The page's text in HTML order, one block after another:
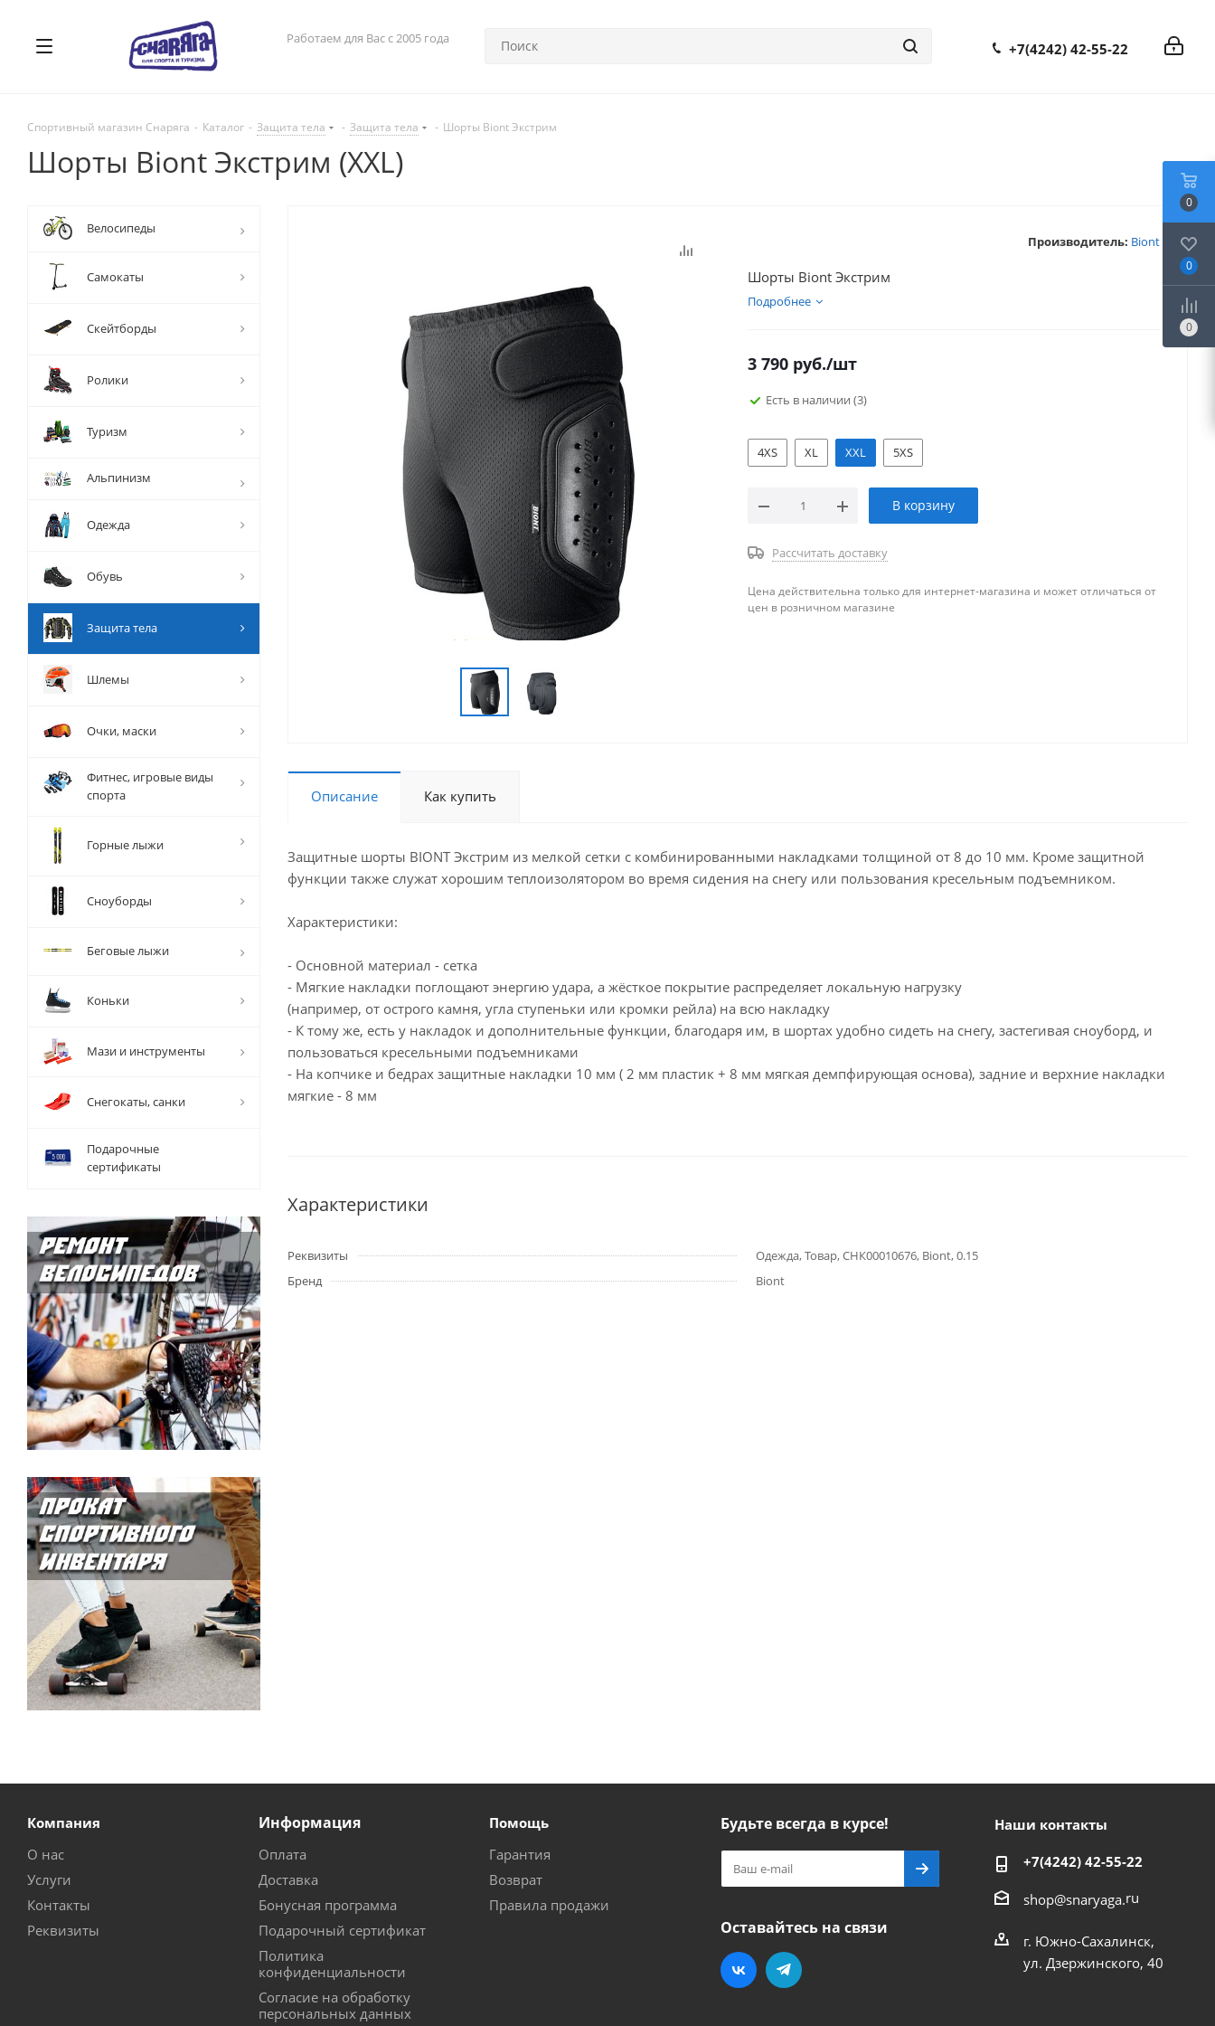
Работаем для Вас с 2005 года
+7(4242) 42-55-22
Спортивный магазин Снаряга - Каталог - Защита тела - Защита тела - Шорты Biont Экстрим
Шорты Biont Экстрим (XXL)
Производитель: Biont
Шорты Biont Экстрим
Подробнее
3 790 руб./шт
Есть в наличии (3)
4XS XL XXL 5XS
В корзину
Рассчитать доставку
Цена действительна только для интернет-магазина и может отличаться от
цен в розничном магазине
Описание Как купить
Защитные шорты BIONT Экстрим из мелкой сетки с комбинированными накладками толщиной от 8 до 10 мм. Кроме защитной
функции также служат хорошим теплоизолятором во время сидения на снегу или пользования кресельным подъемником.
Характеристики:
- Основной материал - сетка
- Мягкие накладки поглощают энергию удара, а жёсткое покрытие распределяет локальную нагрузку
(например, от острого камня, угла ступеньки или кромки рейла) на всю накладку
- К тому же, есть у накладок и дополнительные функции, благодаря им, в шортах удобно сидеть на снегу, застегивая сноуборд, и
пользоваться кресельными подъемниками
- На копчике и бедрах защитные накладки 10 мм ( 2 мм пластик + 8 мм мягкая демпфирующая основа), задние и верхние накладки
мягкие - 8 мм
Характеристики
Реквизиты
Одежда, Товар, СНК00010676, Biont, 0.15
Бренд
Biont
Велосипеды
Самокаты
Скейтборды
Ролики
Туризм
Альпинизм
Одежда
Обувь
Защита тела
Шлемы
Очки, маски
Фитнес, игровые виды
спорта
Горные лыжи
Сноуборды
Беговые лыжи
Коньки
Мази и инструменты
Снегокаты, санки
Подарочные
сертификаты
Компания
О нас
Услуги
Контакты
Реквизиты
Информация
Оплата
Доставка
Бонусная программа
Подарочный сертификат
Политика
конфиденциальности
Согласие на обработку
персональных данных
Помощь
Гарантия
Возврат
Правила продажи
Будьте всегда в курсе!
Оставайтесь на связи
Наши контакты
+7(4242) 42-55-22
shop@snaryaga.ru
г. Южно-Сахалинск,
ул. Дзержинского, 40
0
0
0